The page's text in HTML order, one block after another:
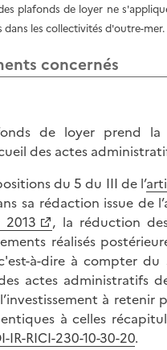
plafonds de loyer ne
dans les collectivités d'outre-mer.
concernés
de loyer prend la
des actes
du 5 du III de l’
sa rédaction issue de
, la réduction
réalisés
à-dire à compter du
actes administratifs
à retenir
à celles
IR-RICI-230-10-30-20.